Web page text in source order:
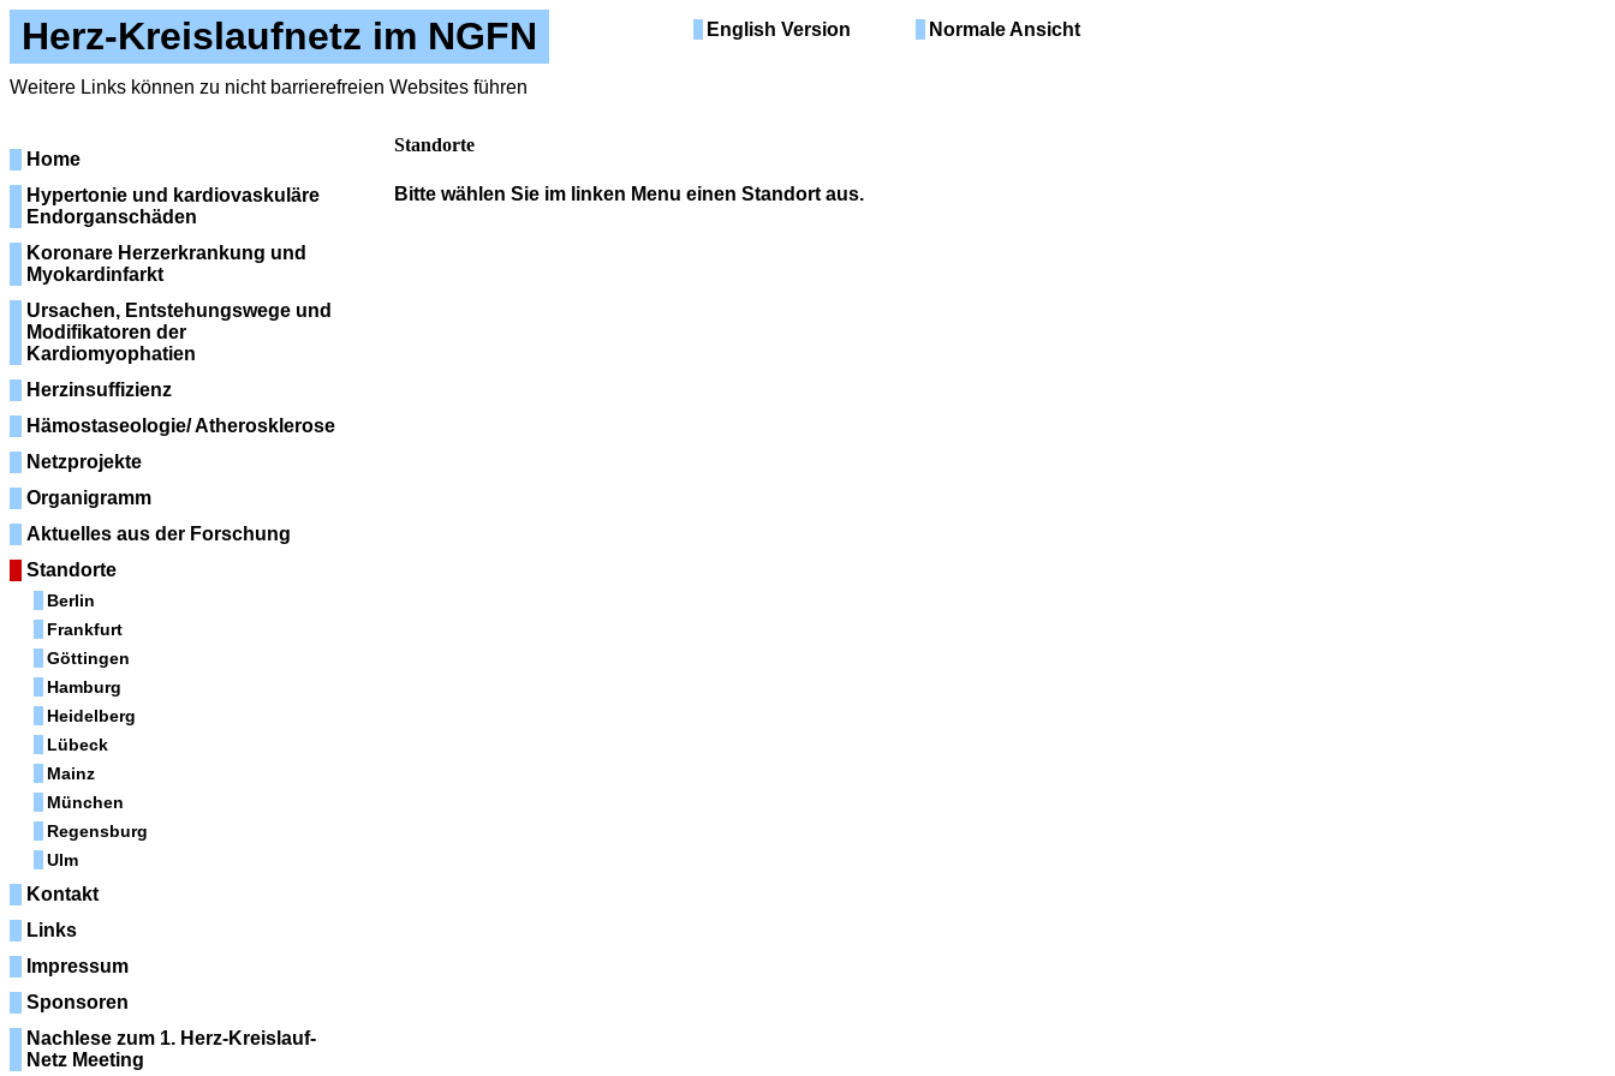
Herz-Kreislaufnetz im NGFN English Version Normale Ansicht
Weitere Links können zu nicht barrierefreien Websites führen
Home
Hypertonie und kardiovaskuläre
Endorganschäden
Koronare Herzerkrankung und
Myokardinfarkt
Ursachen, Entstehungswege und
Modifikatoren der
Kardiomyophatien
Herzinsuffizienz
Hämostaseologie/ Atherosklerose
Netzprojekte
Organigramm
Aktuelles aus der Forschung
Standorte
Berlin
Frankfurt
Göttingen
Hamburg
Heidelberg
Lübeck
Mainz
München
Regensburg
Ulm
Kontakt
Links
Impressum
Sponsoren
Nachlese zum 1. Herz-Kreislauf-
Netz Meeting
Standorte
Bitte wählen Sie im linken Menu einen Standort aus.